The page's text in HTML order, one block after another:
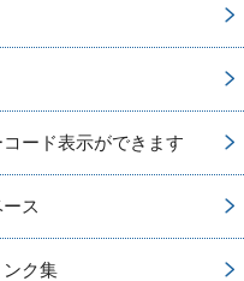
ード表示ができます
ス
ク集